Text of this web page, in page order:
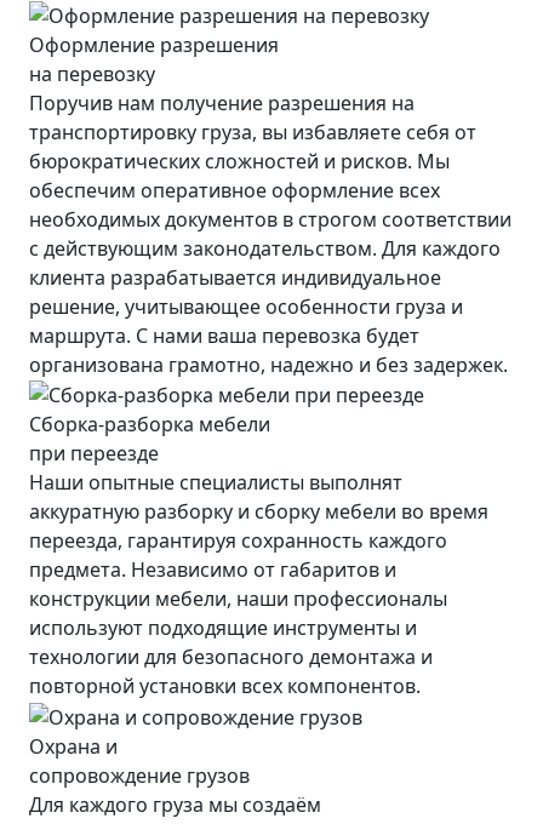
Оформление разрешения
на перевозку
Поручив нам получение разрешения на
транспортировку груза, вы избавляете себя от
бюрократических сложностей и рисков. Мы
обеспечим оперативное оформление всех
необходимых документов в строгом соответствии
с действующим законодательством. Для каждого
клиента разрабатывается индивидуальное
решение, учитывающее особенности груза и
маршрута. С нами ваша перевозка будет
организована грамотно, надежно и без задержек.
Сборка-разборка мебели
при переезде
Наши опытные специалисты выполнят
аккуратную разборку и сборку мебели во время
переезда, гарантируя сохранность каждого
предмета. Независимо от габаритов и
конструкции мебели, наши профессионалы
используют подходящие инструменты и
технологии для безопасного демонтажа и
повторной установки всех компонентов.
Охрана и
сопровождение грузов
Для каждого груза мы создаём